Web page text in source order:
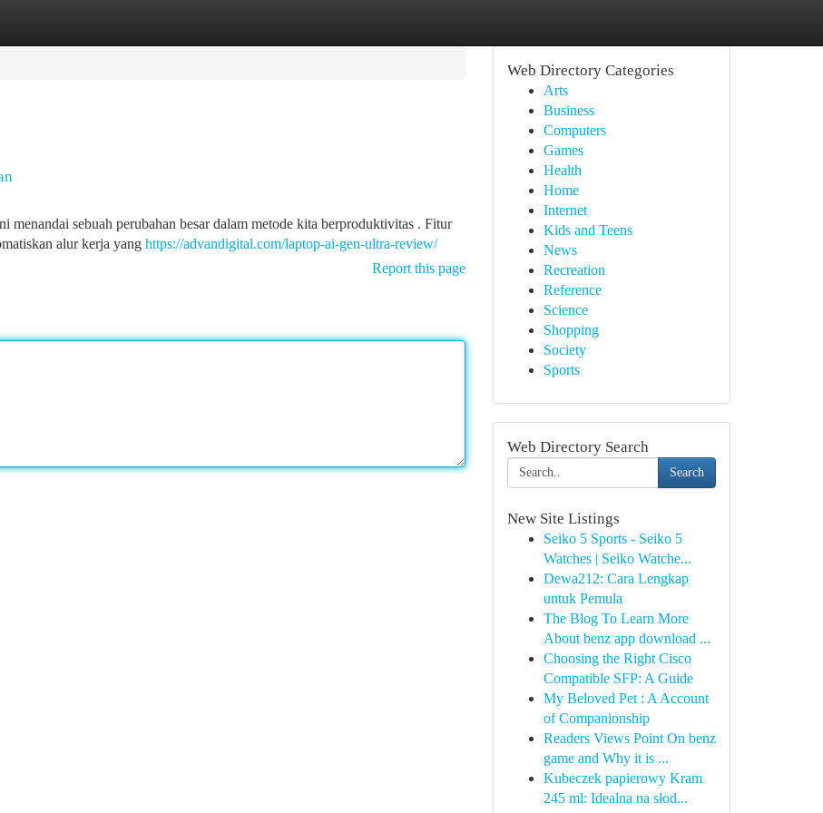
menandai sebuah perubahan besar dalam metode kita berproduktivitas . Fitur
alur kerja yang https://advandigital.com/laptop-ai-gen-ultra-review/
Report this page
Web Directory Categories
Arts
Business
Computers
Games
Health
Home
Internet
Kids and Teens
News
Recreation
Reference
Science
Shopping
Society
Sports
Web Directory Search
Search
New Site Listings
Seiko 5 Sports - Seiko 5
Watches | Seiko Watche...
Dewa212: Cara Lengkap
untuk Pemula
The Blog To Learn More
About benz app download ...
Choosing the Right Cisco
Compatible SFP: A Guide
My Beloved Pet : A Account
of Companionship
Readers Views Point On benz
game and Why it is ...
Kubeczek papierowy Kram
245 ml: Idealna na słod...